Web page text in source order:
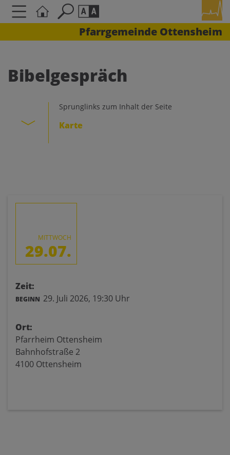
Pfarrgemeinde Ottensheim
Schriftgröße
AA
Kontrasteinstellungen
Bibelgespräch
Sprunglinks zum Inhalt der Seite
Karte
MITTWOCH
29.07.
Zeit:
BEGINN 29. Juli 2026, 19:30 Uhr
Ort:
Pfarrheim Ottensheim
Bahnhofstraße 2
4100 Ottensheim